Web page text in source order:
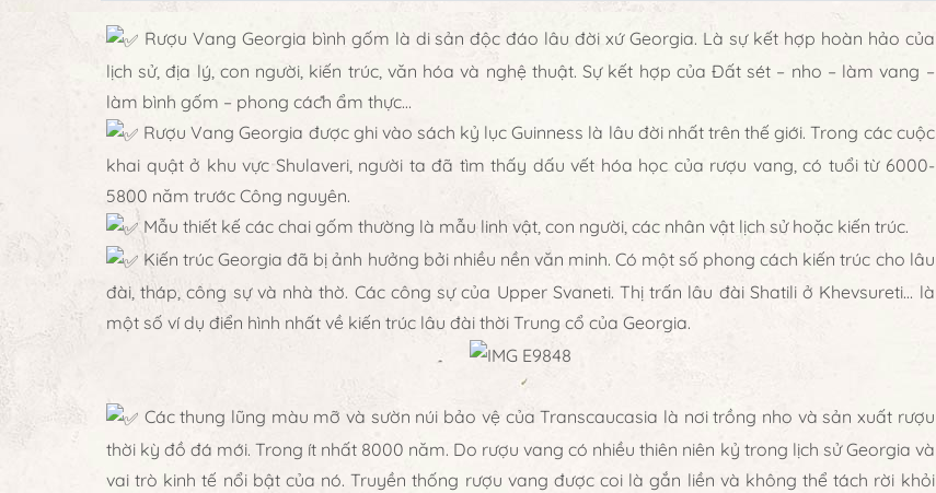
Rượu Vang Georgia bình gốm là di sản độc đáo lâu đời xứ Georgia. Là sự kết hợp hoàn hảo của
lịch sử, địa lý, con người, kiến trúc, văn hóa và nghệ thuật. Sự kết hợp của Đất sét – nho – làm vang –
làm bình gốm – phong cách ẩm thực…
Rượu Vang Georgia được ghi vào sách kỷ lục Guinness là lâu đời nhất trên thế giới. Trong các cuộc
khai quật ở khu vực Shulaveri, người ta đã tìm thấy dấu vết hóa học của rượu vang, có tuổi từ 6000-
5800 năm trước Công nguyên.
Mẫu thiết kế các chai gốm thường là mẫu linh vật, con người, các nhân vật lịch sử hoặc kiến trúc.
Kiến trúc Georgia đã bị ảnh hưởng bởi nhiều nền văn minh. Có một số phong cách kiến trúc cho lâu
đài, tháp, công sự và nhà thờ. Các công sự của Upper Svaneti. Thị trấn lâu đài Shatili ở Khevsureti… là
một số ví dụ điển hình nhất về kiến trúc lâu đài thời Trung cổ của Georgia.
Các thung lũng màu mỡ và sườn núi bảo vệ của Transcaucasia là nơi trồng nho và sản xuất rượu
thời kỳ đồ đá mới. Trong ít nhất 8000 năm. Do rượu vang có nhiều thiên niên kỷ trong lịch sử Georgia và
vai trò kinh tế nổi bật của nó. Truyền thống rượu vang được coi là gắn liền và không thể tách rời khỏi